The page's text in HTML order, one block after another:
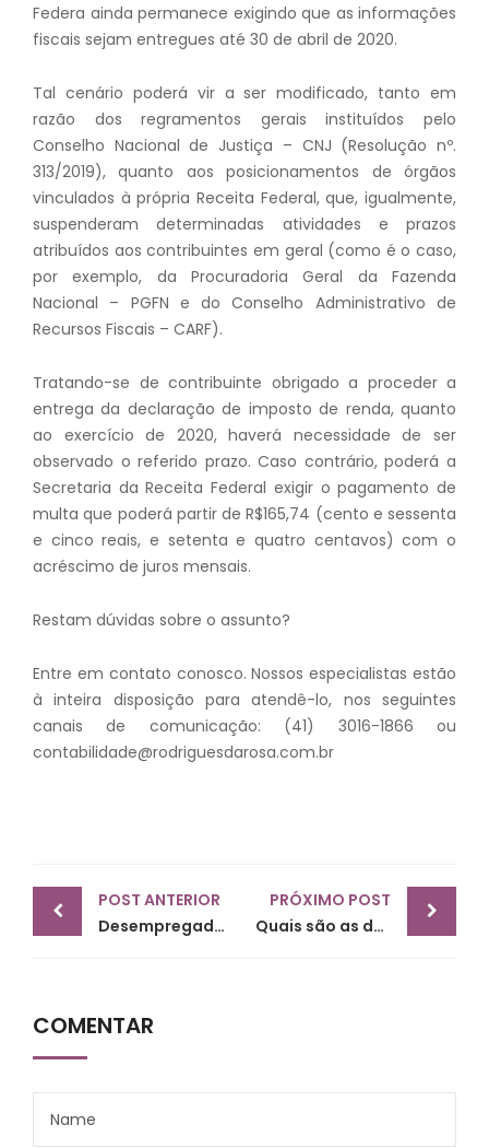
Federa ainda permanece exigindo que as informações
fiscais sejam entregues até 30 de abril de 2020.
Tal cenário poderá vir a ser modificado, tanto em
razão dos regramentos gerais instituídos pelo
Conselho Nacional de Justiça – CNJ (Resolução nº.
313/2019), quanto aos posicionamentos de órgãos
vinculados à própria Receita Federal, que, igualmente,
suspenderam determinadas atividades e prazos
atribuídos aos contribuintes em geral (como é o caso,
por exemplo, da Procuradoria Geral da Fazenda
Nacional – PGFN e do Conselho Administrativo de
Recursos Fiscais – CARF).
Tratando-se de contribuinte obrigado a proceder a
entrega da declaração de imposto de renda, quanto
ao exercício de 2020, haverá necessidade de ser
observado o referido prazo. Caso contrário, poderá a
Secretaria da Receita Federal exigir o pagamento de
multa que poderá partir de R$165,74 (cento e sessenta
e cinco reais, e setenta e quatro centavos) com o
acréscimo de juros mensais.
Restam dúvidas sobre o assunto?
Entre em contato conosco. Nossos especialistas estão
à inteira disposição para atendê-lo, nos seguintes
canais de comunicação: (41) 3016-1866 ou
contabilidade@rodriguesdarosa.com.br
Post
navigation
POST ANTERIOR
Desempregado em 2019, declara imposto de renda em 2020?
PRÓXIMO POST
Quais são as despesas médicas dedutíveis e não dedutíveis no imposto de renda da pessoa física?
COMENTAR